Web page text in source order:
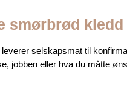
og
smørbrød
leverer selskapsmat til
jobben eller hva du måtte